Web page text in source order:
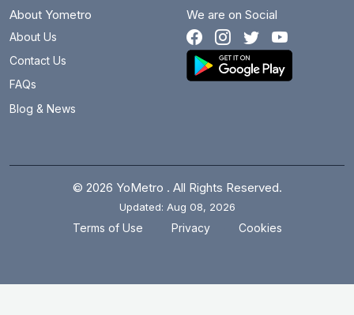
About Yometro
About Us
Contact Us
FAQs
Blog & News
We are on Social
© 2026 YoMetro . All Rights Reserved.
Updated: Aug 08, 2026
Terms of Use Privacy Cookies